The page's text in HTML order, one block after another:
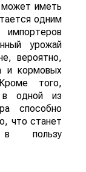
может иметь
одним
урожай
вероятно,
и кормовых
того,
в одной из
способно
что станет
в пользу